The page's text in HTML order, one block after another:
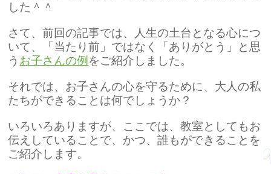
した＾＾
さて、前回の記事では、人生の土台となる心につ
いて、「当たり前」ではなく「ありがとう」と思
う お子さんの例 をご紹介しました。
それでは、お子さんの心を守るために、大人の私
たちができることは何でしょうか？
いろいろありますが、ここでは、教室としてもお
伝えしていることで、かつ、誰もができることを
ご紹介します。